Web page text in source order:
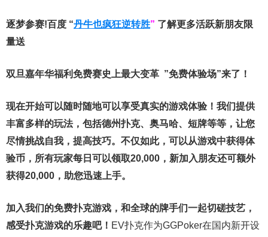
逐梦参赛!百度 “丹牛也疯狂逆转胜” 了解更多活跃新朋友限
量送
双旦嘉年华福利免费赛史上最大变革 ”免费体验场”来了！
现在开始可以随时随地可以享受真实的游戏体验！我们提供
丰富多样的玩法，包括德州扑克、奥马哈、短牌等等，让您
尽情挑战自我，提高技巧。不仅如此， 可以从游戏中获得体
验币，所有玩家每日可以领取20,000，新加入朋友还可额外
获得20,000，助您迅速上手。
加入我们的免费扑克游戏，和全球的牌手们一起切磋技艺，
感受扑克游戏的乐趣吧！ EV扑克作为GGPoker在国内新开设